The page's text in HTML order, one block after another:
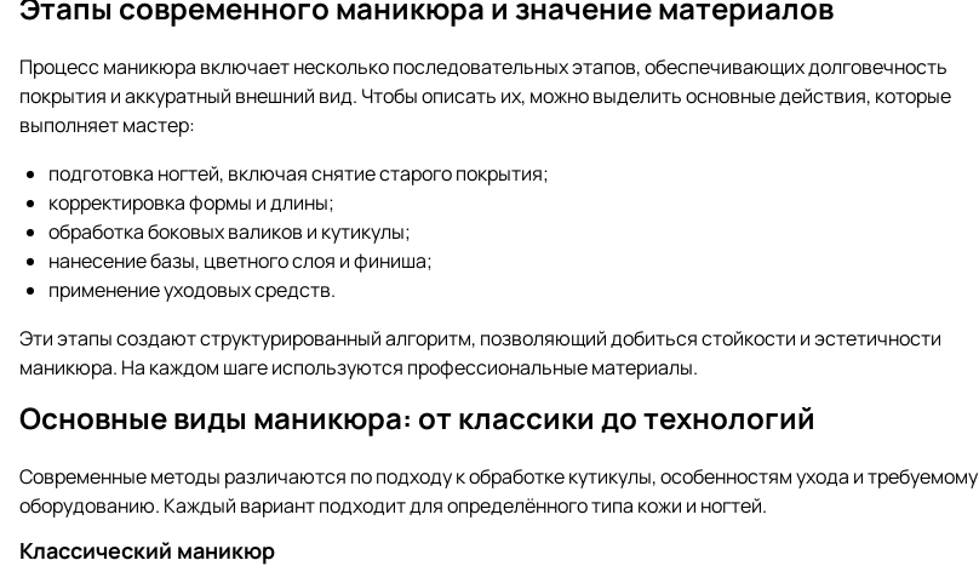
Этапы современного маникюра и значение материалов
Процесс маникюра включает несколько последовательных этапов, обеспечивающих долговечность
покрытия и аккуратный внешний вид. Чтобы описать их, можно выделить основные действия, которые
выполняет мастер:
подготовка ногтей, включая снятие старого покрытия;
корректировка формы и длины;
обработка боковых валиков и кутикулы;
нанесение базы, цветного слоя и финиша;
применение уходовых средств.
Эти этапы создают структурированный алгоритм, позволяющий добиться стойкости и эстетичности
маникюра. На каждом шаге используются профессиональные материалы.
Основные виды маникюра: от классики до технологий
Современные методы различаются по подходу к обработке кутикулы, особенностям ухода и требуемому
оборудованию. Каждый вариант подходит для определённого типа кожи и ногтей.
Классический маникюр